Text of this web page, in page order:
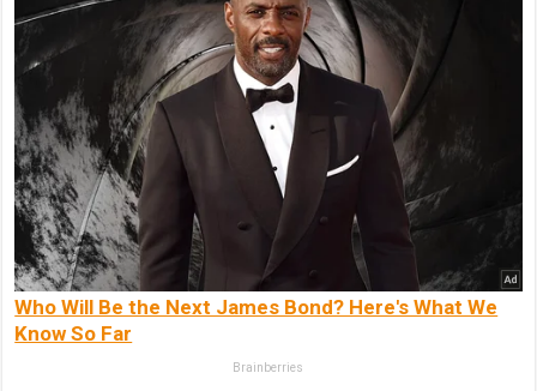
Who Will Be the Next James Bond? Here's What We
Know So Far
Brainberries